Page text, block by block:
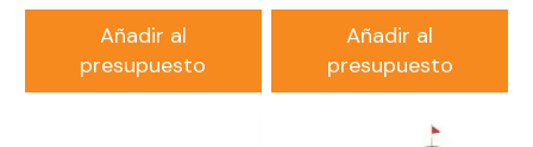
Añadir al
presupuesto
Añadir al
presupuesto